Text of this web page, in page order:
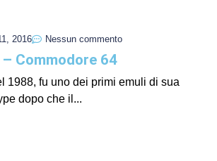
2016 Nessun commento
Commodore 64
1988, fu uno dei primi emuli di sua
dopo che il...